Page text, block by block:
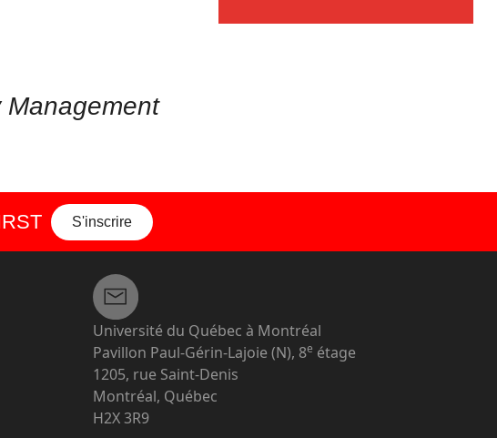
S'inscrire
Université du Québec à Montréal
Pavillon Paul-Gérin-Lajoie (N), 8e étage
1205, rue Saint-Denis
Montréal, Québec
H2X 3R9